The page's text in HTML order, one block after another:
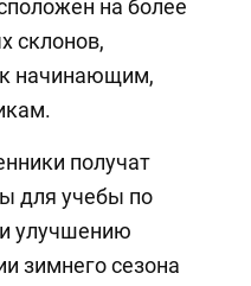
на более
склонов,
начинающим,
получат
для учебы по
улучшению
зимнего сезона